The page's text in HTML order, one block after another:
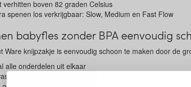
verhitten boven 82 graden Celsius
spenen los verkrijgbaar: Slow, Medium en Fast Flow
babyfles zonder BPA eenvoudig
Ware knijpzakje is eenvoudig schoon te maken door de
alle onderdelen uit elkaar
met de hand is aanbevolen voor langere levensduur